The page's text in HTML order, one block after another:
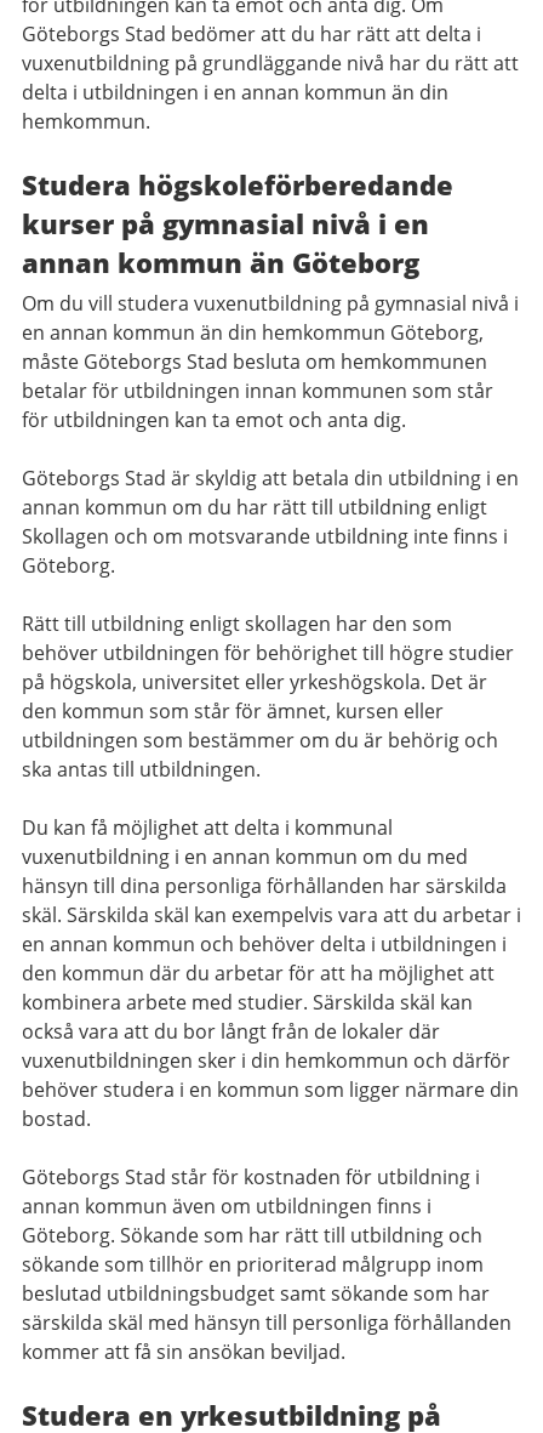
Göteborgs Stad bedömer att du har rätt att delta i
vuxenutbildning på grundläggande nivå har du rätt att
delta i utbildningen i en annan kommun än din
hemkommun.
Studera högskoleförberedande
kurser på gymnasial nivå i en
annan kommun än Göteborg
Om du vill studera vuxenutbildning på gymnasial nivå i
en annan kommun än din hemkommun Göteborg,
måste Göteborgs Stad besluta om hemkommunen
betalar för utbildningen innan kommunen som står
för utbildningen kan ta emot och anta dig.
Göteborgs Stad är skyldig att betala din utbildning i en
annan kommun om du har rätt till utbildning enligt
Skollagen och om motsvarande utbildning inte finns i
Göteborg.
Rätt till utbildning enligt skollagen har den som
behöver utbildningen för behörighet till högre studier
på högskola, universitet eller yrkeshögskola. Det är
den kommun som står för ämnet, kursen eller
utbildningen som bestämmer om du är behörig och
ska antas till utbildningen.
Du kan få möjlighet att delta i kommunal
vuxenutbildning i en annan kommun om du med
hänsyn till dina personliga förhållanden har särskilda
skäl. Särskilda skäl kan exempelvis vara att du arbetar i
en annan kommun och behöver delta i utbildningen i
den kommun där du arbetar för att ha möjlighet att
kombinera arbete med studier. Särskilda skäl kan
också vara att du bor långt från de lokaler där
vuxenutbildningen sker i din hemkommun och därför
behöver studera i en kommun som ligger närmare din
bostad.
Göteborgs Stad står för kostnaden för utbildning i
annan kommun även om utbildningen finns i
Göteborg. Sökande som har rätt till utbildning och
sökande som tillhör en prioriterad målgrupp inom
beslutad utbildningsbudget samt sökande som har
särskilda skäl med hänsyn till personliga förhållanden
kommer att få sin ansökan beviljad.
Studera en yrkesutbildning på